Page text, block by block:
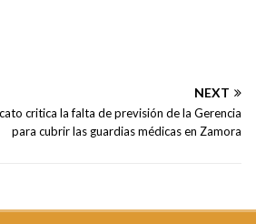
NEXT
critica la falta de previsión de la Gerencia
para cubrir las guardias médicas en Zamora